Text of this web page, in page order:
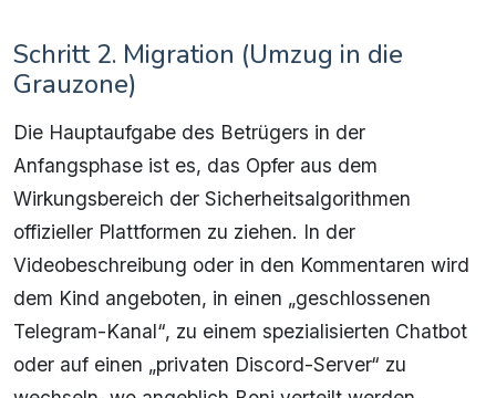
Schritt 2. Migration (Umzug in die
Grauzone)
Die Hauptaufgabe des Betrügers in der
Anfangsphase ist es, das Opfer aus dem
Wirkungsbereich der Sicherheitsalgorithmen
offizieller Plattformen zu ziehen. In der
Videobeschreibung oder in den Kommentaren wird
dem Kind angeboten, in einen „geschlossenen
Telegram-Kanal“, zu einem spezialisierten Chatbot
oder auf einen „privaten Discord-Server“ zu